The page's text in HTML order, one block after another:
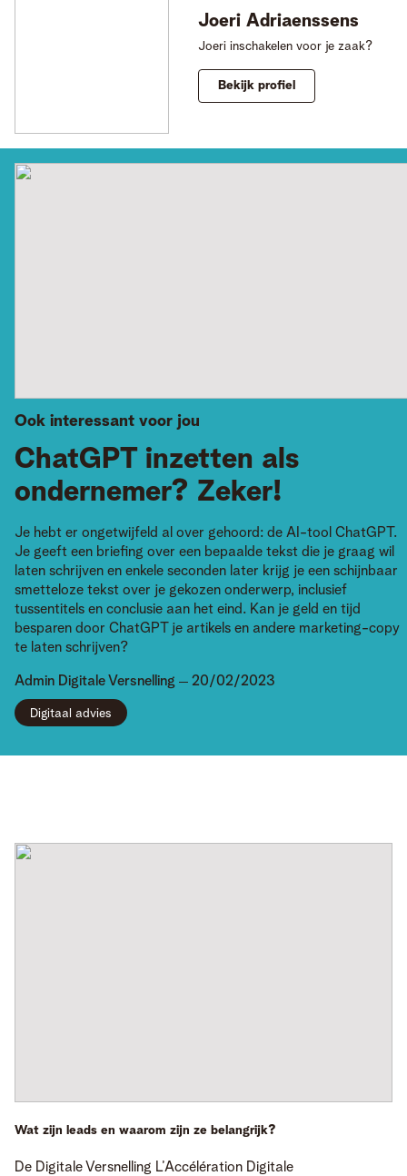
Joeri Adriaenssens
Joeri inschakelen voor je zaak?
Bekijk profiel
ChatGPT inzetten als
ondernemer? Zeker!
Ook interessant voor jou
Je hebt er ongetwijfeld al over gehoord: de AI-tool ChatGPT.
Je geeft een briefing over een bepaalde tekst die je graag wil
laten schrijven en enkele seconden later krijg je een schijnbaar
smetteloze tekst over je gekozen onderwerp, inclusief
tussentitels en conclusie aan het eind. Kan je geld en tijd
besparen door ChatGPT je artikels en andere marketing-copy
te laten schrijven?
Admin Digitale Versnelling 20/02/2023
Digitaal advies
Wat zijn leads en waarom zijn ze belangrijk?
De Digitale Versnelling L’Accélération Digitale